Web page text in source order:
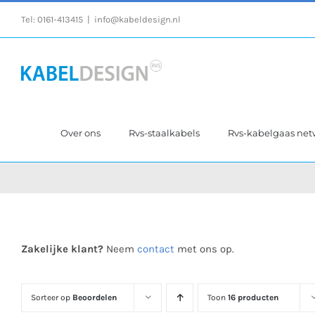
Tel: 0161-413415 info@kabeldesign.nl
Over ons Rvs-staalkabels Rvs-kabelgaas
Zakelijke klant?Neem contactmet ons op.
Sorteer op Beoordelen Toon 16 producten